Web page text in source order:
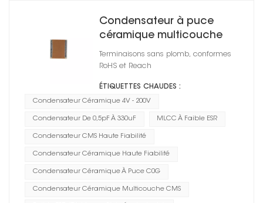
Condensateur à puce
céramique multicouche
CMS 0201
Terminaisons sans plomb, conformes
RoHS et Reach
ÉTIQUETTES CHAUDES :
Condensateur Céramique 4V - 200V
Condensateur De 0,5pF À 330uF MLCC À Faible ESR
Condensateur CMS Haute Fiabilité
Condensateur Céramique Haute Fiabilité
Condensateur Céramique À Puce C0G
Condensateur Céramique Multicouche CMS